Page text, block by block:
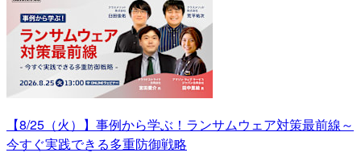
【8/25（火）】事例から学ぶ！ランサムウェア対策最前線～
今すぐ実践できる多重防御戦略